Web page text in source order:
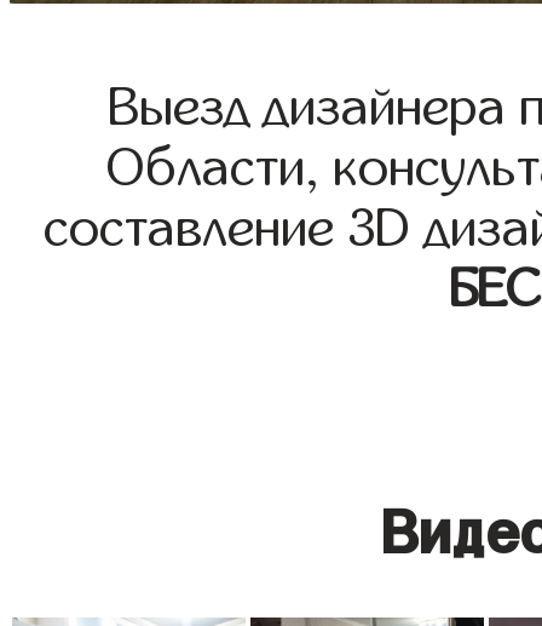
Выезд дизайнера
Области,
составление 3D